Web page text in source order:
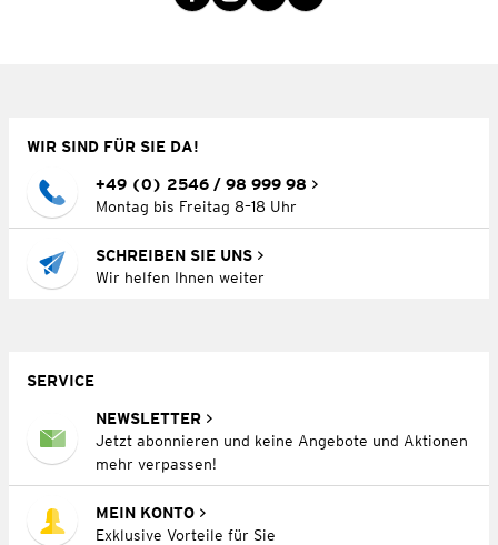
WIR SIND FÜR SIE DA!
+49 (0) 2546 / 98 999 98
Montag bis Freitag 8–18 Uhr
SCHREIBEN SIE UNS
Wir helfen Ihnen weiter
SERVICE
NEWSLETTER
Jetzt abonnieren und keine Angebote und Aktionen
mehr verpassen!
MEIN KONTO
Exklusive Vorteile für Sie